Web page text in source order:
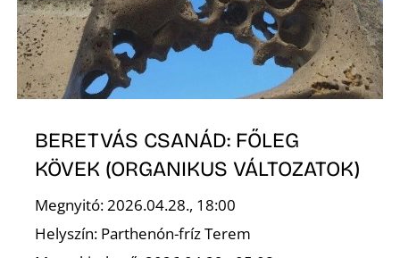
BERETVÁS CSANÁD: FŐLEG
KÖVEK (ORGANIKUS VÁLTOZATOK)
Megnyitó: 2026.04.28., 18:00
Helyszín: Parthenón-fríz Terem